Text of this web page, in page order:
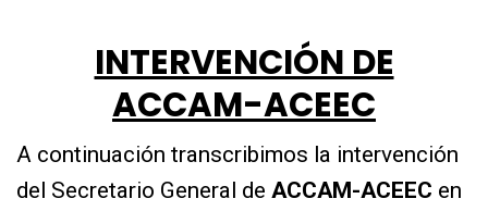
INTERVENCIÓN DE
ACCAM-ACEEC
A continuación transcribimos la intervención
del Secretario General de ACCAM-ACEEC en